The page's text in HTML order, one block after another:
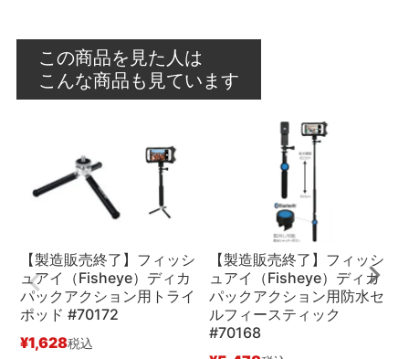
この商品を見た人は
こんな商品も見ています
【製造販売終了】フィッシ
ュアイ（Fisheye）ディカ
パックアクション用トライ
ポッド #70172
¥1,628税込
【製造販売終了】フィッシ
ュアイ（Fisheye）ディカ
パックアクション用防水セ
ルフィースティック
#70168